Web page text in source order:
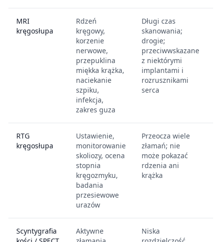
MRI
kręgosłupa
Rdzeń
kręgowy,
korzenie
nerwowe,
przepuklina
miękka krążka,
naciekanie
szpiku,
infekcja,
zakres guza
Długi czas
skanowania;
drogie;
przeciwwskazane
z niektórymi
implantami i
rozrusznikami
serca
RTG
kręgosłupa
Ustawienie,
monitorowanie
skoliozy, ocena
stopnia
kręgozmyku,
badania
przesiewowe
urazów
Przeocza wiele
złamań; nie
może pokazać
rdzenia ani
krążka
Scyntygrafia
Aktywne
Niska